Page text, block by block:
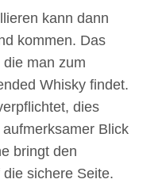
kann dann
kommen. Das
man zum
Whisky findet.
dies
Blick
bringt den
sichere Seite.